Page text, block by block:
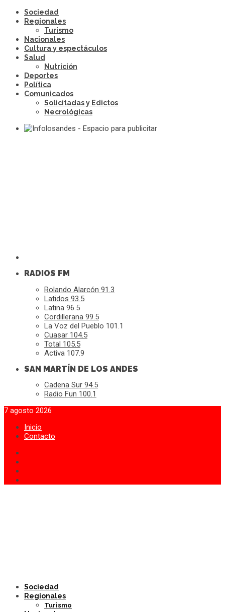
Sociedad
Regionales
Turismo
Nacionales
Cultura y espectáculos
Salud
Nutrición
Deportes
Política
Comunicados
Solicitadas y Edictos
Necrológicas
RADIOS FM
Rolando Alarcón 91.3
Latidos 93.5
Latina 96.5
Cordillerana 99.5
La Voz del Pueblo 101.1
Cuasar 104.5
Total 105.5
Activa 107.9
SAN MARTÍN DE LOS ANDES
Cadena Sur 94.5
Radio Fun 100.1
7 agosto 2026
Inicio
Contacto
Sociedad
Regionales
Turismo